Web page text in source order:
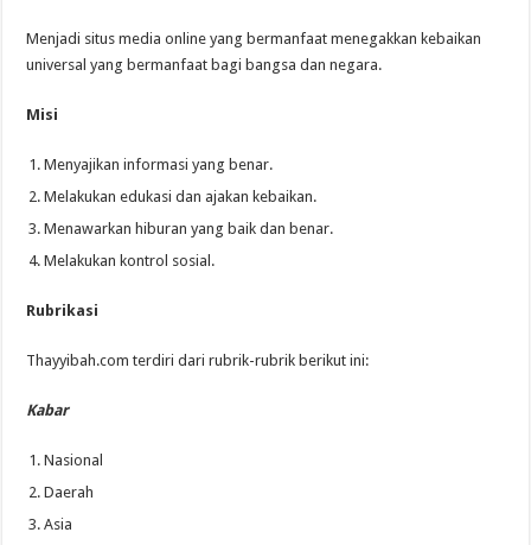
Menjadi situs media online yang bermanfaat menegakkan kebaikan
universal yang bermanfaat bagi bangsa dan negara.
Misi
Menyajikan informasi yang benar.
Melakukan edukasi dan ajakan kebaikan.
Menawarkan hiburan yang baik dan benar.
Melakukan kontrol sosial.
Rubrikasi
Thayyibah.com terdiri dari rubrik-rubrik berikut ini:
Kabar
Nasional
Daerah
Asia